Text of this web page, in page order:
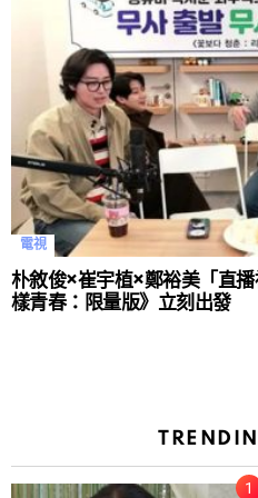
電視
朴敘俊×崔宇植×鄭裕美「直
樣青春：限量版》立刻出發